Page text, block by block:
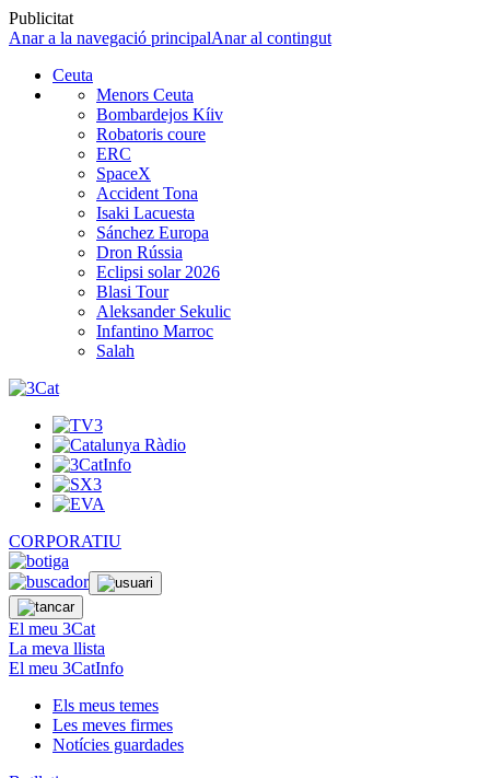
Publicitat
Anar a la navegació principalAnar al contingut
Ceuta
Menors Ceuta
Bombardejos Kíiv
Robatoris coure
ERC
SpaceX
Accident Tona
Isaki Lacuesta
Sánchez Europa
Dron Rússia
Eclipsi solar 2026
Blasi Tour
Aleksander Sekulic
Infantino Marroc
Salah
CORPORATIU
El meu 3Cat
La meva llista
El meu 3CatInfo
Els meus temes
Les meves firmes
Notícies guardades